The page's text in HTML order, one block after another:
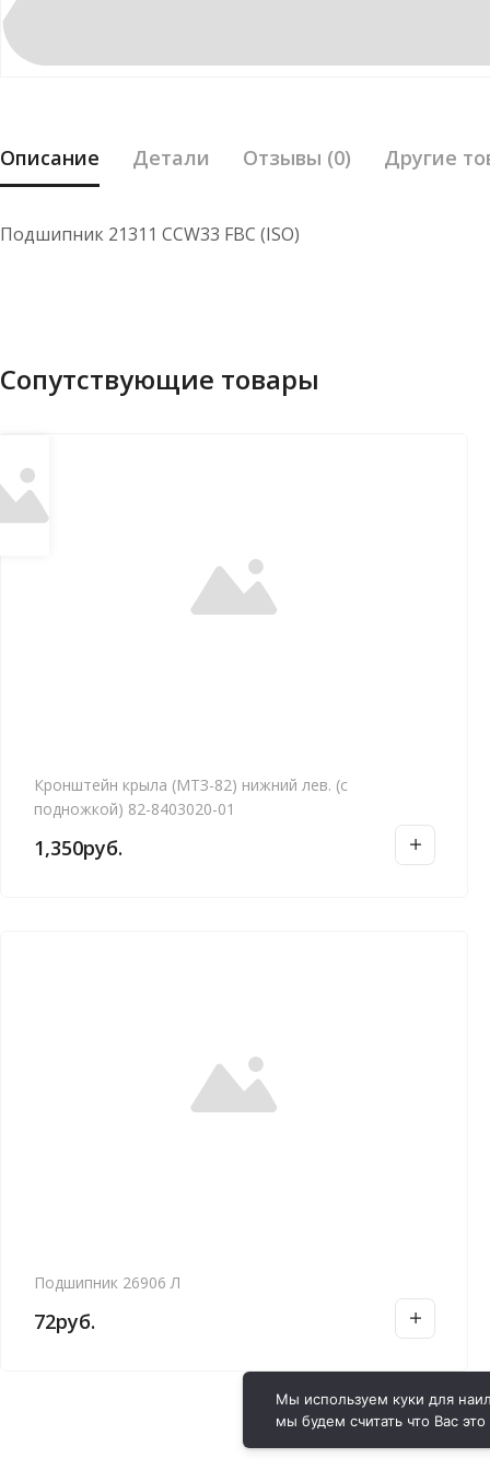
Описание Детали Отзывы (0) Другие
Подшипник 21311 CCW33 FBC (ISO)
Сопутствующие товары
Кронштейн крыла (МТЗ-82) нижний лев. (с
подножкой) 82-8403020-01
1,350руб.
Подшипник 26906 Л
72руб.
Мы используем куки для
мы будем считать что Вас это